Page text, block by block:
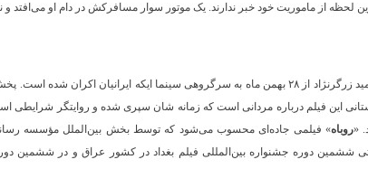
لحظه از ماموریت خود خبر ندارند. یک موتور سوار مسافرکش در دام او می‌افتد و
اولین ساخته حمید زرگرنژاد از ۲۸ بهمن ماه به سرگروهی سینما ایکه ایرانیان
این فیلم درباره مردانی است که زمانه شان سپری شده و روایتگر شرایطی
«روباه» فیلمی جاده‌ای محسوب می‌شود که توسط بخش بین‌الملل مؤسسه
ششمین دوره جشنواره بین‌المللی فیلم بغداد در کشور عراق و در ششمین